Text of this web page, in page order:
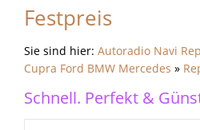
Festpreis
Sie sind hier: Autoradio Navi
Cupra Ford BMW Mercedes »
Schnell. Perfekt &